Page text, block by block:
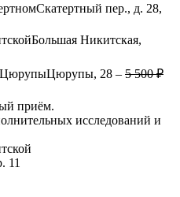
Скатертный пер., д. 28,
Большая Никитская,
ЦюрупыЦюрупы, 28 – 5 500 ₽
приём.
исследований и
11